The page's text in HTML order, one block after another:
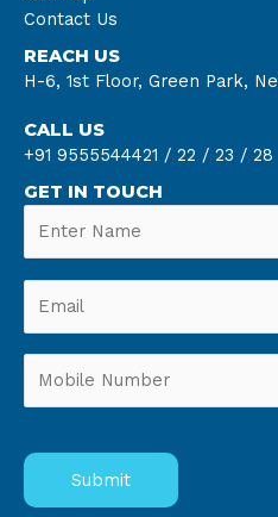
Contact Us
REACH US
H-6, 1st Floor, Green Park,
CALL US
+91 9555544421 / 22 / 23 / 28
GET IN TOUCH